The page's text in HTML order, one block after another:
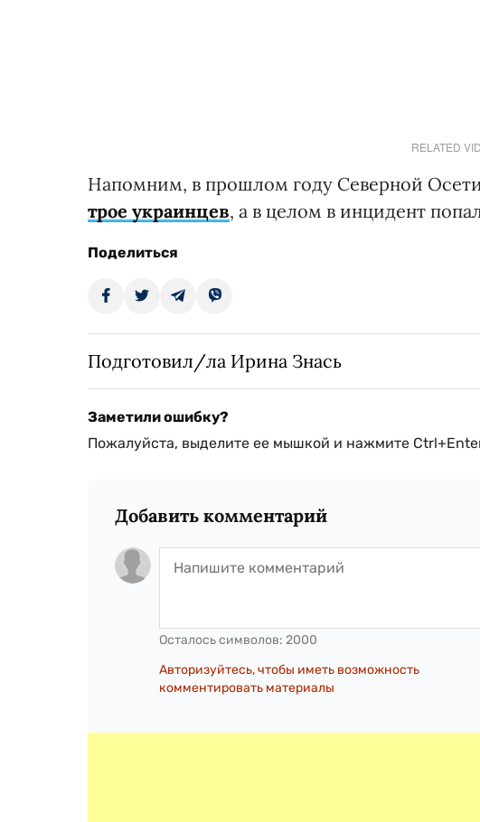
RELATED
Напомним, в прошлом году Северной
трое украинцев, а в целом в инцидент
Поделиться
Подготовил/ла Ирина Знась
Заметили ошибку?
Пожалуйста, выделите ее мышкой и нажмите
Добавить комментарий
Осталось символов: 2000
Авторизуйтесь, чтобы иметь возможность
комментировать материалы